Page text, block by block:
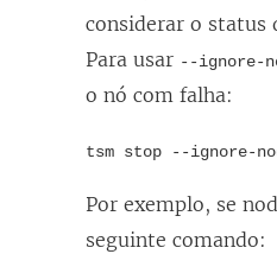
considerar o status
Para usar --ignore-
o nó com falha:
tsm stop --ignore-
Por exemplo, se
seguinte comando: